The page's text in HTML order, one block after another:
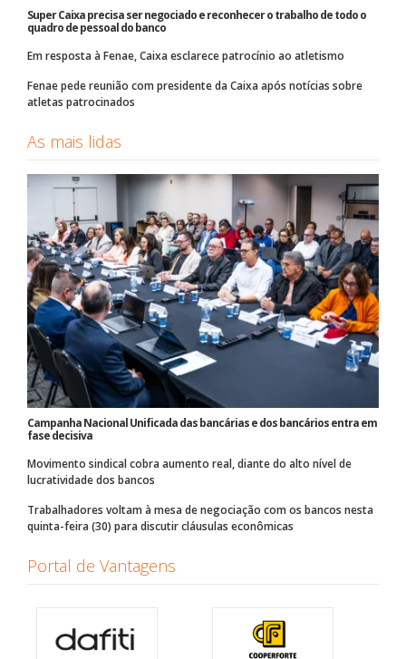
Super Caixa precisa ser negociado e reconhecer o trabalho de todo o
quadro de pessoal do banco
Em resposta à Fenae, Caixa esclarece patrocínio ao atletismo
Fenae pede reunião com presidente da Caixa após notícias sobre
atletas patrocinados
As mais lidas
Campanha Nacional Unificada das bancárias e dos bancários entra em
fase decisiva
Movimento sindical cobra aumento real, diante do alto nível de
lucratividade dos bancos
Trabalhadores voltam à mesa de negociação com os bancos nesta
quinta-feira (30) para discutir cláusulas econômicas
Portal de Vantagens